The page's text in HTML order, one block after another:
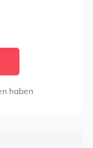
haben